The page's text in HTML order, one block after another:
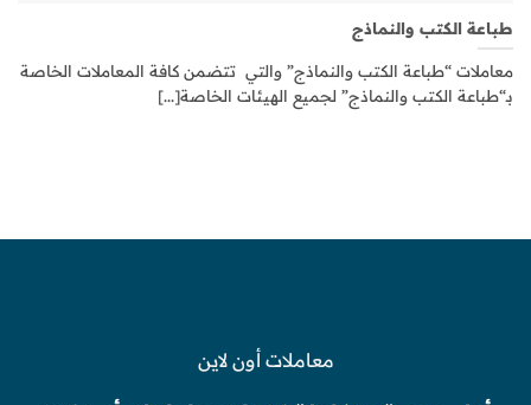
طباعة الكتب والنماذج
معاملات “طباعة الكتب والنماذج” والتي تتضمن كافة المعاملات الخاصة
بـ“طباعة الكتب والنماذج” لجميع الهيئات الخاصة[...]
معاملات أون لاين